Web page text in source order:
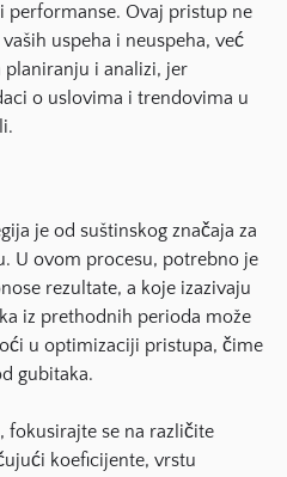
Ovaj pristup ne
uspeha i neuspeha, već
i analizi, jer
o uslovima i trendovima u
je od suštinskog značaja za
U ovom procesu, potrebno je
rezultate, a koje izazivaju
iz prethodnih perioda može
u optimizaciji pristupa, čime
gubitaka.
fokusirajte se na različite
koeficijente, vrstu